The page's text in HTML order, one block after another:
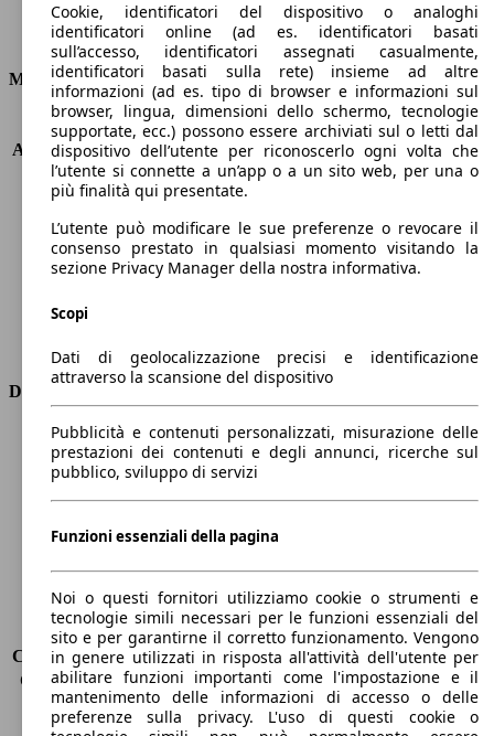
Consumi
Motore e Prestazioni
KW (PS)
75 kW (102 PS)
Accelerazione (0-100 km/h)
12.6s
Velocità massima (km/h)
171 km/h
Numero di marce
5
Coppia
250 nm
Cilindrata
1499 ccm
Carburante
Diesel
Trasmissione
Dimensioni
Lunghezza
4750 mm
Altezza
1880 mm
Larghezza
Peso massimo
2130 kg
Sedili
5
Carico sul tetto
-
Capacità di traino (senza freni) -
Capacità di traino (con freni)
1250 kg
Volume del bagagliaio
850 - 1538 l
Cookie, identificatori del dispositivo o analoghi
identificatori online (ad es. identificatori basati
sull’accesso, identificatori assegnati casualmente,
identificatori basati sulla rete) insieme ad altre
informazioni (ad es. tipo di browser e informazioni sul
browser, lingua, dimensioni dello schermo, tecnologie
supportate, ecc.) possono essere archiviati sul o letti dal
dispositivo dell’utente per riconoscerlo ogni volta che
l’utente si connette a un’app o a un sito web, per una o
più finalità qui presentate.
L’utente può modificare le sue preferenze o revocare il
consenso prestato in qualsiasi momento visitando la
sezione Privacy Manager della nostra informativa.
Scopi
Dati di geolocalizzazione precisi e identificazione
attraverso la scansione del dispositivo
Pubblicità e contenuti personalizzati, misurazione delle
prestazioni dei contenuti e degli annunci, ricerche sul
pubblico, sviluppo di servizi
Funzioni essenziali della pagina
Noi o questi fornitori utilizziamo cookie o strumenti e
tecnologie simili necessari per le funzioni essenziali del
sito e per garantirne il corretto funzionamento. Vengono
in genere utilizzati in risposta all'attività dell'utente per
abilitare funzioni importanti come l'impostazione e il
mantenimento delle informazioni di accesso o delle
preferenze sulla privacy. L'uso di questi cookie o